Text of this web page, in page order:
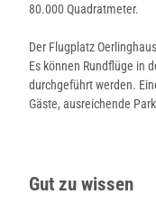
80.000 Quadratmeter.
Der Flugplatz
Es können Rundflüge in
durchgeführt werden.
Gäste, ausreichende
Gut zu wissen